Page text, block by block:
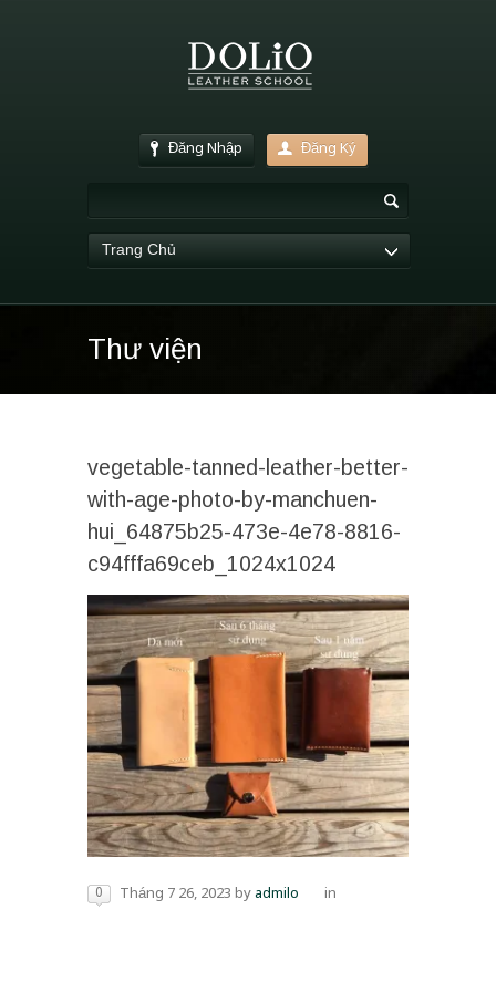
Đăng Nhập Đăng Ký
Trang Chủ
Thư viện
vegetable-tanned-leather-better-
with-age-photo-by-manchuen-
hui_64875b25-473e-4e78-8816-
c94fffa69ceb_1024x1024
0 Tháng 7 26, 2023 byadmilo in